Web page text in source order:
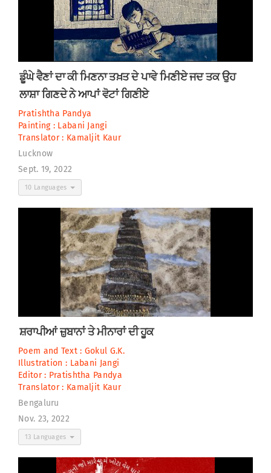
ਡੂੰਘੇ ਵੈਣਾਂ ਦਾ ਕੀ ਮਿਣਨਾ ਤਖ਼ਤ ਦੇ ਪਾਵੇ ਮਿਣੀਏ ਜਦ ਤਕ ਉਹ
ਲਾਸ਼ਾ ਗਿਣਦੇ ਨੇ ਆਪਾਂ ਵੋਟਾਂ ਗਿਣੀਏ
Pratishtha Pandya
Painting : Labani Jangi
Translator : Kamaljit Kaur
Lucknow
Sept. 19, 2022
10 Languages
ਸ਼ਰਾਪੀਆਂ ਜ਼ੁਬਾਨਾਂ ਤੇ ਮੀਨਾਰਾਂ ਦੀ ਹੂਕ
Poem and Text : Gokul G.K.
Illustration : Labani Jangi
Editor : Pratishtha Pandya
Translator : Kamaljit Kaur
Bengaluru
Nov. 23, 2022
13 Languages